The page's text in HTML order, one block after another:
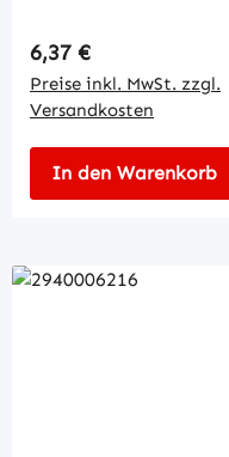
Regulärer Preis:
6,37 €
Preise inkl. MwSt. zzgl.
Versandkosten
In den Warenkorb